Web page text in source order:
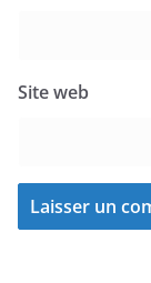
Site web